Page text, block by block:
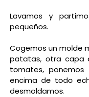
Lavamos y
pequeños.
Cogemos un molde
patatas, otra capa
tomates,
encima de todo
desmoldamos.